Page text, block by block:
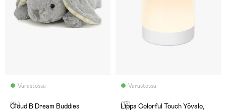
Varastossa
(14)
Cloud B Dream Buddies
Varastossa
(13)
Lippa Colorful Touch Yövalo,